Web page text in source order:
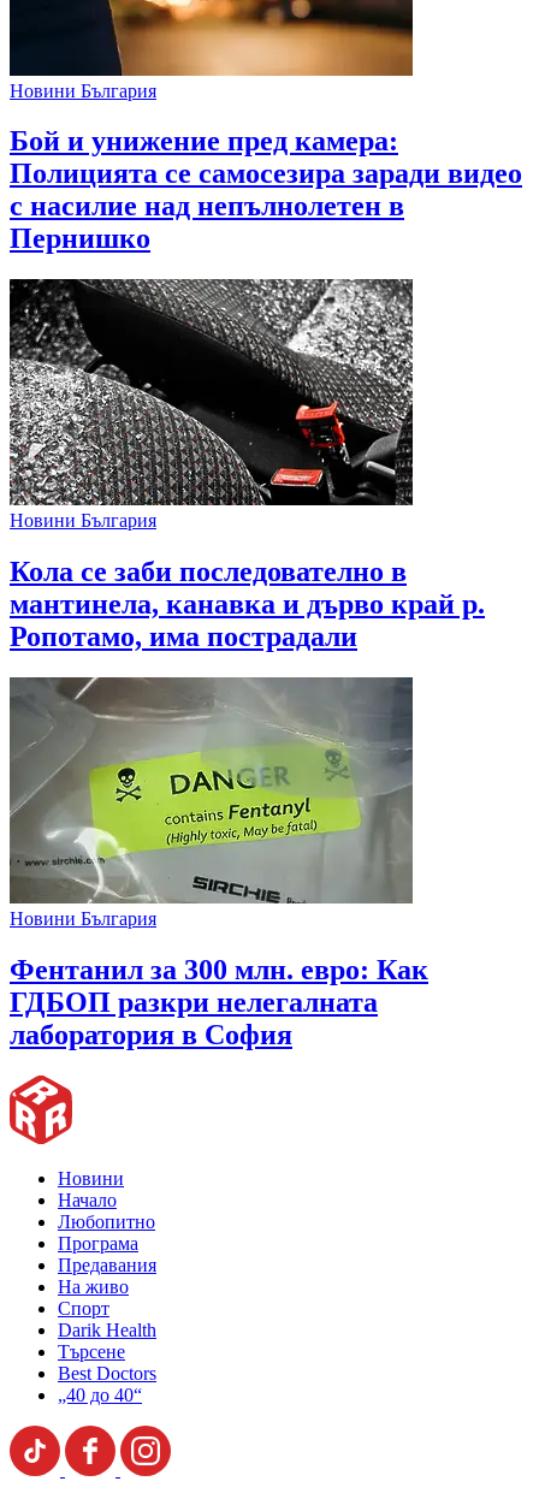
Новини България
Бой и унижение пред камера:
Полицията се самосезира заради видео
с насилие над непълнолетен в
Пернишко
Новини България
Кола се заби последователно в
мантинела, канавка и дърво край р.
Ропотамо, има пострадали
Новини България
Фентанил за 300 млн. евро: Как
ГДБОП разкри нелегалната
лаборатория в София
Новини
Начало
Любопитно
Програма
Предавания
На живо
Спорт
Darik Health
Търсене
Best Doctors
„40 до 40“